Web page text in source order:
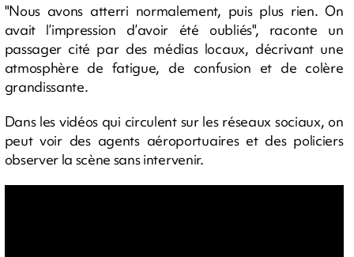
"Nous avons atterri normalement, puis plus rien. On
avait l’impression d’avoir été oubliés", raconte un
passager cité par des médias locaux, décrivant une
atmosphère de fatigue, de confusion et de colère
grandissante.
Dans les vidéos qui circulent sur les réseaux sociaux, on
peut voir des agents aéroportuaires et des policiers
observer la scène sans intervenir.